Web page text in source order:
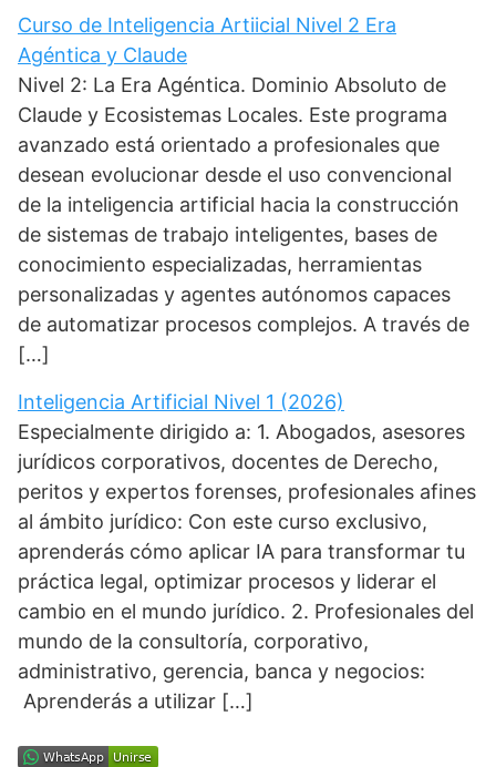
Curso de Inteligencia Artiicial Nivel 2 Era
Agéntica y Claude
Nivel 2: La Era Agéntica. Dominio Absoluto de
Claude y Ecosistemas Locales. Este programa
avanzado está orientado a profesionales que
desean evolucionar desde el uso convencional
de la inteligencia artificial hacia la construcción
de sistemas de trabajo inteligentes, bases de
conocimiento especializadas, herramientas
personalizadas y agentes autónomos capaces
de automatizar procesos complejos. A través de
[…]
Inteligencia Artificial Nivel 1 (2026)
Especialmente dirigido a: 1. Abogados, asesores
jurídicos corporativos, docentes de Derecho,
peritos y expertos forenses, profesionales afines
al ámbito jurídico: Con este curso exclusivo,
aprenderás cómo aplicar IA para transformar tu
práctica legal, optimizar procesos y liderar el
cambio en el mundo jurídico. 2. Profesionales del
mundo de la consultoría, corporativo,
administrativo, gerencia, banca y negocios:
Aprenderás a utilizar […]